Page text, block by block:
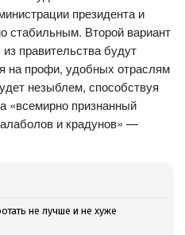
президента и
стабильным. Второй вариант
правительства будут
на профи, удобных отраслям
незыблем, способствуя
«всемирно признанный
и крадунов» —
не лучше и не хуже